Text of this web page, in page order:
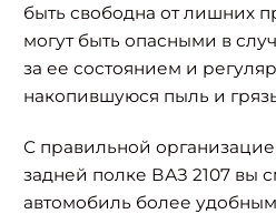
быть свободна от лишних
могут быть опасными в
за ее состоянием и
накопившуюся пыль и
С правильной
задней полке ВАЗ 2107 вы
автомобиль более